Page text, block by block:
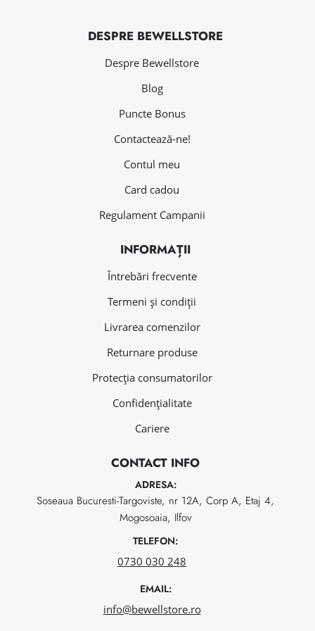
DESPRE BEWELLSTORE
Despre Bewellstore
Blog
Puncte Bonus
Contactează-ne!
Contul meu
Card cadou
Regulament Campanii
INFORMAȚII
Întrebări frecvente
Termeni și condiții
Livrarea comenzilor
Returnare produse
Protecția consumatorilor
Confidențialitate
Cariere
CONTACT INFO
ADRESA:
Soseaua Bucuresti-Targoviste, nr 12A, Corp A, Etaj 4,
Mogosoaia, Ilfov
TELEFON:
0730 030 248
EMAIL:
info@bewellstore.ro